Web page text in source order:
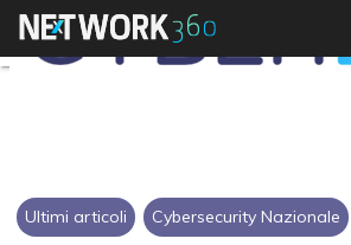
Ultimi articoli Cybersecurity Nazionale